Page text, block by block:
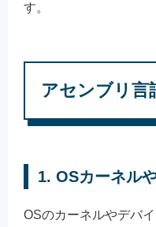
す。
アセンブリ言
1. OSカーネル
OSのカーネルやデバ